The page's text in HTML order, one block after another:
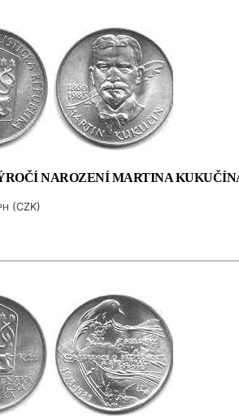
NAROZENÍ MARTINA
(CZK)